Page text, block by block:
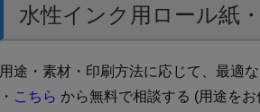
水性インク用ロール紙
用途・素材・印刷方法に応じて、最適
・ こちら から無料で相談する (用途を